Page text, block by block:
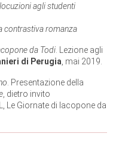
agli studenti
contrastiva romanza
da Todi . Lezione agli
di Perugia , mai 2019.
. Presentazione della
, dietro invito
Le Giornate di Iacopone da